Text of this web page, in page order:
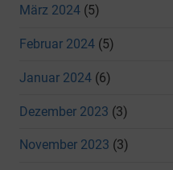
März 2024 (5)
Februar 2024 (5)
Januar 2024 (6)
Dezember 2023 (3)
November 2023 (3)